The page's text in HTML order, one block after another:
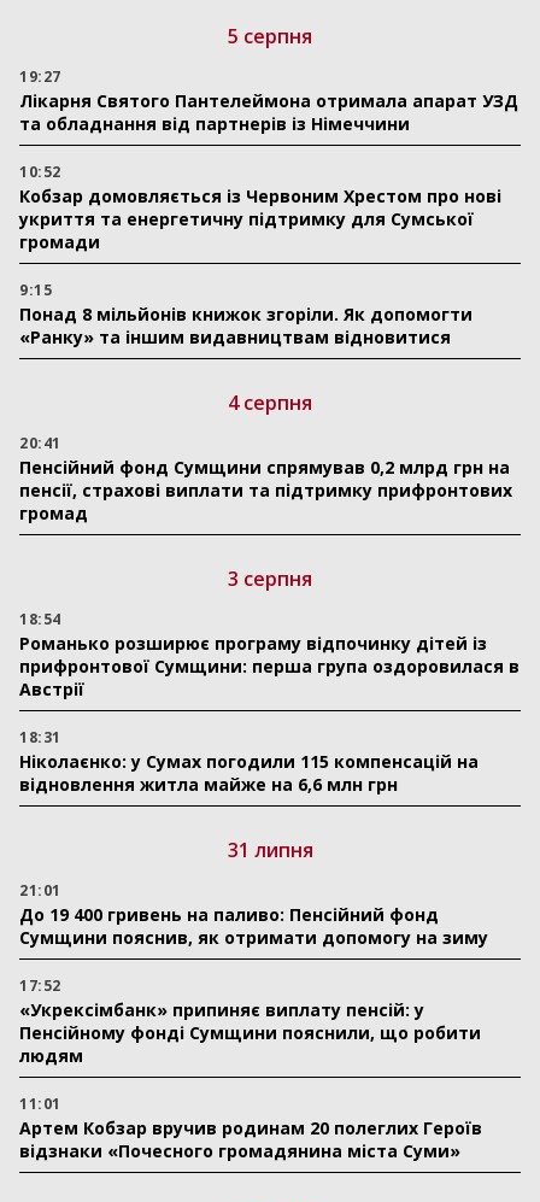
5 серпня
19:27
Лікарня Святого Пантелеймона отримала апарат УЗД
та обладнання від партнерів із Німеччини
10:52
Кобзар домовляється із Червоним Хрестом про нові
укриття та енергетичну підтримку для Сумської
громади
9:15
Понад 8 мільйонів книжок згоріли. Як допомогти
«Ранку» та іншим видавництвам відновитися
4 серпня
20:41
Пенсійний фонд Сумщини спрямував 0,2 млрд грн на
пенсії, страхові виплати та підтримку прифронтових
громад
3 серпня
18:54
Романько розширює програму відпочинку дітей із
прифронтової Сумщини: перша група оздоровилася в
Австрії
18:31
Ніколаєнко: у Сумах погодили 115 компенсацій на
відновлення житла майже на 6,6 млн грн
31 липня
21:01
До 19 400 гривень на паливо: Пенсійний фонд
Сумщини пояснив, як отримати допомогу на зиму
17:52
«Укрексімбанк» припиняє виплату пенсій: у
Пенсійному фонді Сумщини пояснили, що робити
людям
11:01
Артем Кобзар вручив родинам 20 полеглих Героїв
відзнаки «Почесного громадянина міста Суми»